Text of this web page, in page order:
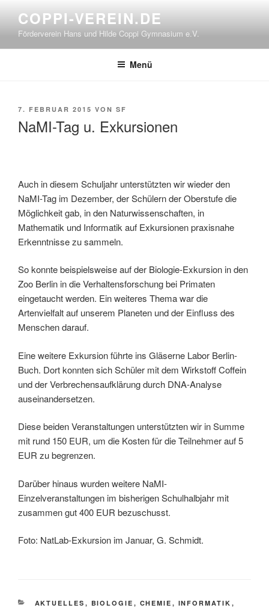
Inhalt
springen
COPPI-VEREIN.DE
Förderverein Hans und Hilde Coppi Gymnasium e.V.
Menü
VERÖFFENTLICHT
7. FEBRUAR 2015 VON SF
NaMI-Tag u. Exkursionen
Auch in diesem Schuljahr unterstützten wir wieder den
NaMI-Tag im Dezember, der Schülern der Oberstufe die
Möglichkeit gab, in den Naturwissenschaften, in
Mathematik und Informatik auf Exkursionen praxisnahe
Erkenntnisse zu sammeln.
So konnte beispielsweise auf der Biologie-Exkursion in den
Zoo Berlin in die Verhaltensforschung bei Primaten
eingetaucht werden. Ein weiteres Thema war die
Artenvielfalt auf unserem Planeten und der Einfluss des
Menschen darauf.
Eine weitere Exkursion führte ins Gläserne Labor Berlin-
Buch. Dort konnten sich Schüler mit dem Wirkstoff Coffein
und der Verbrechensaufklärung durch DNA-Analyse
auseinandersetzen.
Diese beiden Veranstaltungen unterstützten wir in Summe
mit rund 150 EUR, um die Kosten für die Teilnehmer auf 5
EUR zu begrenzen.
Darüber hinaus wurden weitere NaMI-
Einzelveranstaltungen im bisherigen Schulhalbjahr mit
zusammen gut 400 EUR bezuschusst.
Foto: NatLab-Exkursion im Januar, G. Schmidt.
KATEGORIEN
AKTUELLES , BIOLOGIE , CHEMIE , INFORMATIK ,